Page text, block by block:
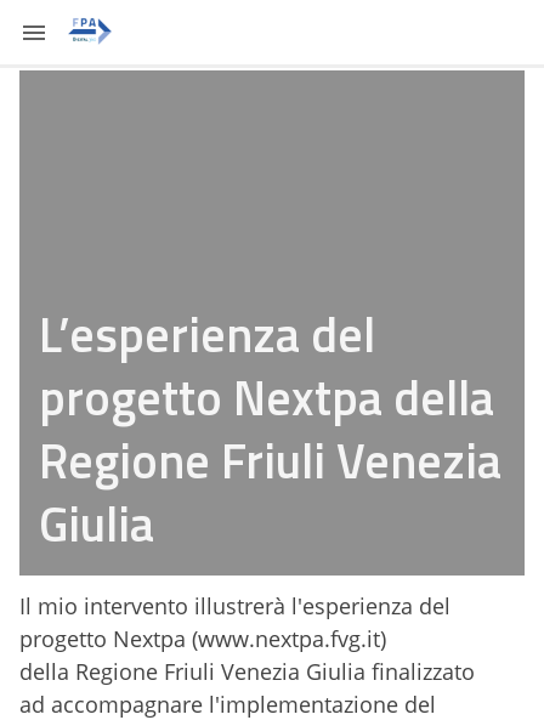
L’esperienza del
progetto Nextpa della
Regione Friuli Venezia
Giulia
Il mio intervento illustrerà l'esperienza del
progetto Nextpa (www.nextpa.fvg.it)
della Regione Friuli Venezia Giulia finalizzato
ad accompagnare l'implementazione del